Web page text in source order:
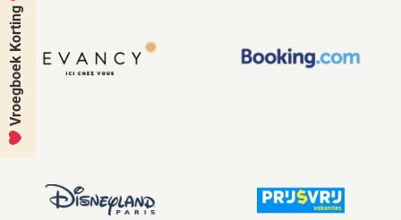
Vroegboek Korting